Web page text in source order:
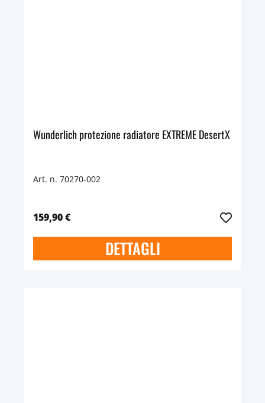
Wunderlich protezione radiatore EXTREME DesertX
Art. n. 70270-002
159,90 €
DETTAGLI